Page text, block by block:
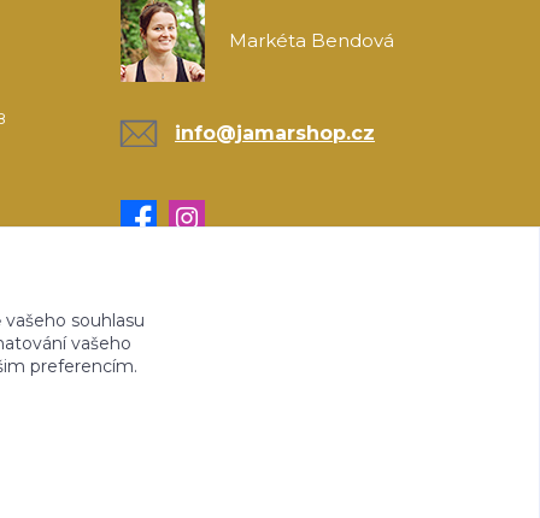
Markéta Bendová
info@jamarshop.cz
souhlasu
vašeho
preferencím.